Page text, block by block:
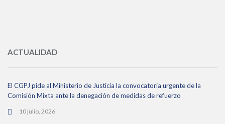
ACTUALIDAD
El CGPJ pide al Ministerio de Justicia la convocatoria urgente de la
Comisión Mixta ante la denegación de medidas de refuerzo
10 julio, 2026